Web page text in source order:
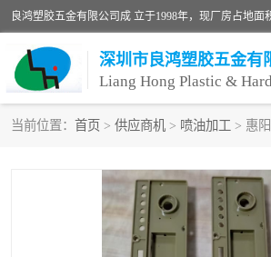
深圳市良鸿塑胶五金有
当前位置： 首页 > 供应商机 > 喷油加工 > 惠
塑胶外壳喷油 五金